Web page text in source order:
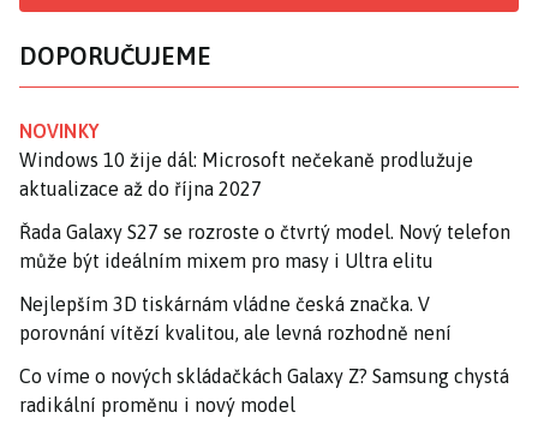
DOPORUČUJEME
NOVINKY
Windows 10 žije dál: Microsoft nečekaně prodlužuje
aktualizace až do října 2027
Řada Galaxy S27 se rozroste o čtvrtý model. Nový telefon
může být ideálním mixem pro masy i Ultra elitu
Nejlepším 3D tiskárnám vládne česká značka. V
porovnání vítězí kvalitou, ale levná rozhodně není
Co víme o nových skládačkách Galaxy Z? Samsung chystá
radikální proměnu i nový model